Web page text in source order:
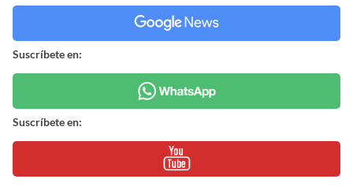
Suscríbete en:
Suscríbete en: